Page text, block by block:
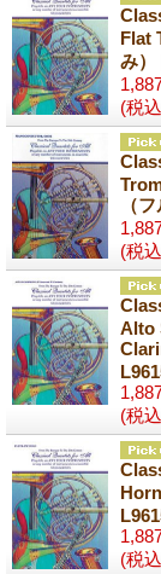
Flat
み）
(税込
（
(税込
Alto
(税込
(税込